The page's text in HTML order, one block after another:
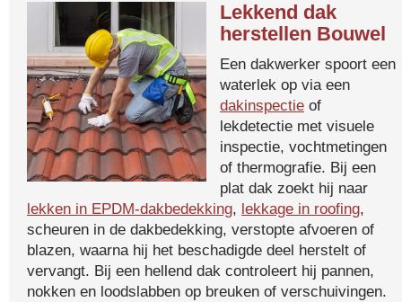
Lekkend dak
herstellen Bouwel
Een dakwerker spoort een
waterlek op via een
dakinspectie of
lekdetectie met visuele
inspectie, vochtmetingen
of thermografie. Bij een
plat dak zoekt hij naar
lekken in EPDM-dakbedekking, lekkage in roofing,
scheuren in de dakbedekking, verstopte afvoeren of
blazen, waarna hij het beschadigde deel herstelt of
vervangt. Bij een hellend dak controleert hij pannen,
nokken en loodslabben op breuken of verschuivingen.